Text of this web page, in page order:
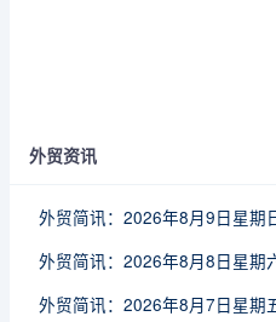
外贸资讯
外贸简讯：2026年8月9日星期
外贸简讯：2026年8月8日星期
外贸简讯：2026年8月7日星期